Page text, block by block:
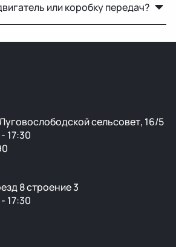
предоставить фото вашей
по каталогу.
или коробку передач?
сельсовет, 16/5
17:30
8 строение 3
17:30